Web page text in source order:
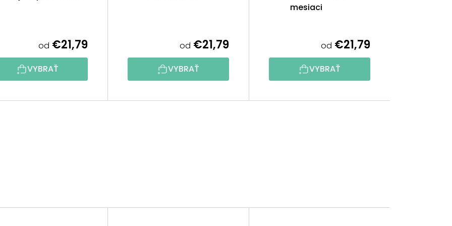
od €21,79
VYBRAŤ
od €21,79
VYBRAŤ
mesiaci
od €21,79
VYBRAŤ